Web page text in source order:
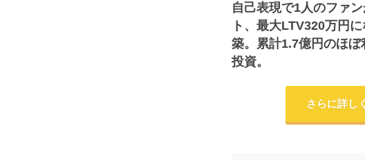
自己表現で1人のファ
ト、最大LTV320万円
築。累計1.7億円のほ
投資。
さらに詳し